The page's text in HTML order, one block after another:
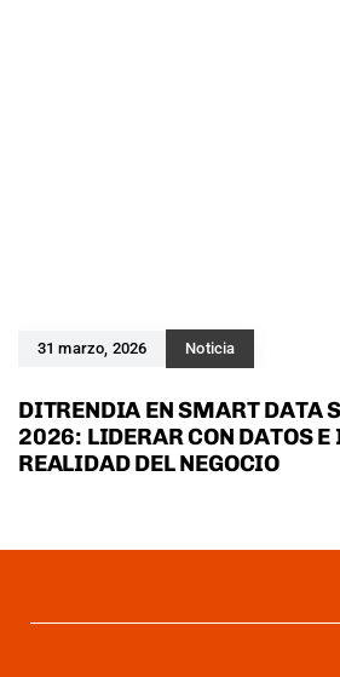
31 marzo, 2026 Noticia
DITRENDIA EN SMART DATA
2026: LIDERAR CON DATOS E
REALIDAD DEL NEGOCIO